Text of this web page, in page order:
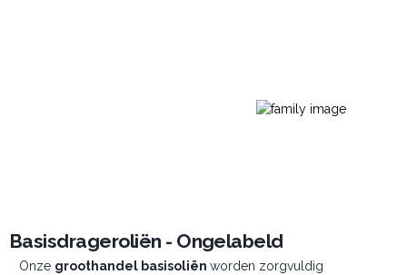
Basisdrageroliën - Ongelabeld
Onze groothandel basisoliën worden zorgvuldig